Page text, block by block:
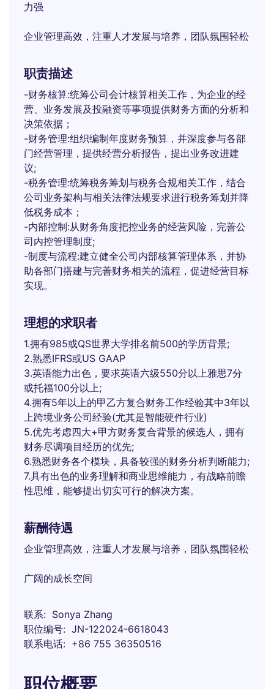
力强
企业管理高效，注重人才发展与培养，团队氛围轻松
职责描述
-财务核算:统筹公司会计核算相关工作，为企业的经
营、业务发展及投融资等事项提供财务方面的分析和
决策依据；
-财务管理:组织编制年度财务预算，并深度参与各部
门经营管理，提供经营分析报告，提出业务改进建
议;
-税务管理:统筹税务筹划与税务合规相关工作，结合
公司业务架构与相关法律法规要求进行税务筹划并降
低税务成本；
-内部控制:从财务角度把控业务的经营风险，完善公
司内控管理制度;
-制度与流程:建立健全公司内部核算管理体系，并协
助各部门搭建与完善财务相关的流程，促进经营目标
实现。
理想的求职者
1.拥有985或QS世界大学排名前500的学历背景;
2.熟悉IFRS或US GAAP
3.英语能力出色，要求英语六级550分以上雅思7分
或托福100分以上;
4.拥有5年以上的甲乙方复合财务工作经验其中3年以
上跨境业务公司经验(尤其是智能硬件行业)
5.优先考虑四大+甲方财务复合背景的候选人，拥有
财务尽调项目经历的优先;
6.熟悉财务各个模块，具备较强的财务分析判断能力;
7.具有出色的业务理解和商业思维能力，有战略前瞻
性思维，能够提出切实可行的解决方案。
薪酬待遇
企业管理高效，注重人才发展与培养，团队氛围轻松
广阔的成长空间
联系
Sonya Zhang
职位编号
JN-122024-6618043
联系电话
+86 755 36350516